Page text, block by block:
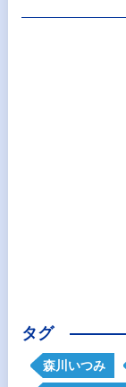
タグ
森川いつみ